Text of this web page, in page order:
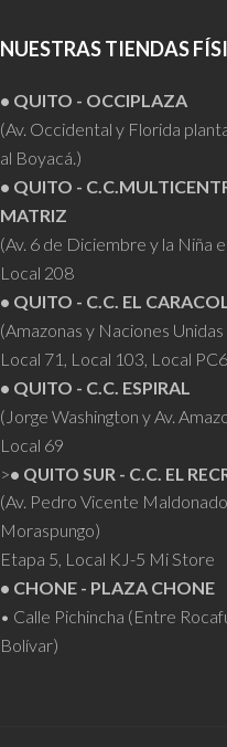
NUESTRAS TIENDAS
• QUITO - OCCIPLAZA
(Av. Occidental y Florida
al Boyacá.)
• QUITO -
MATRIZ
(Av. 6 de Diciembre y la Niña
Local 208
• QUITO - C.C. EL
(Amazonas y Naciones Unidas
Local 71, Local 103, Local PC6
• QUITO - C.C. ESPIRAL
(Jorge Washington y Av.
Local 69
>• QUITO SUR - C.C. EL
(Av. Pedro Vicente
Moraspungo)
Etapa 5, Local KJ-5 Mi Store
• CHONE - PLAZA CHONE
• Calle Pichincha (Entre
Bolívar)